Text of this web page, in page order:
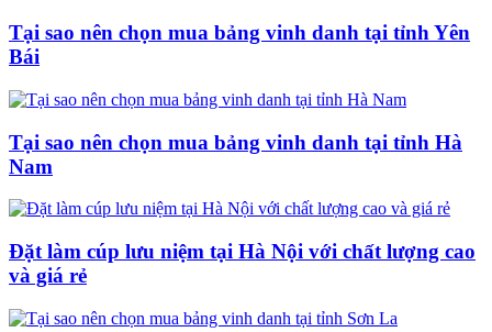
Tại sao nên chọn mua bảng vinh danh tại tỉnh Yên
Bái
Tại sao nên chọn mua bảng vinh danh tại tỉnh Hà
Nam
Đặt làm cúp lưu niệm tại Hà Nội với chất lượng cao
và giá rẻ